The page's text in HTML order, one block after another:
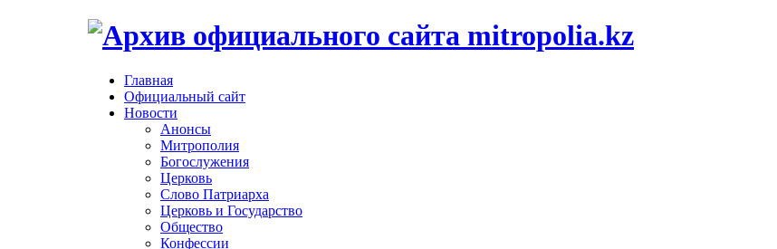
Главная
Официальный сайт
Новости
Анонсы
Митрополия
Богослужения
Церковь
Слово Патриарха
Церковь и Государство
Общество
Конфессии